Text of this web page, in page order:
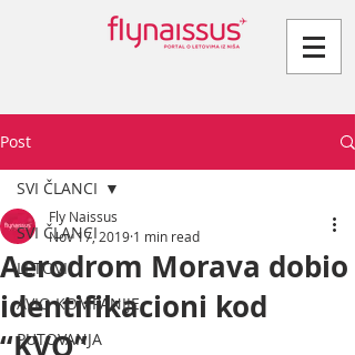
Post
SVI ČLANCI
LETOVI
AVIO KOMPANIJE
PUTOVANJA
SVI ČLANCI
Aerodrom Morava dobio
identifikacioni kod
“KVO”
Fly Naissus
Nov 17, 2019 1 min read